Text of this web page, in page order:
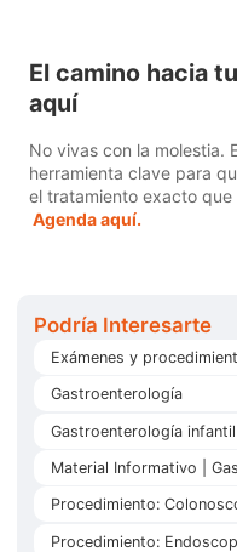
El camino hacia
aquí
No vivas con la molestia.
herramienta clave para
el tratamiento exacto
Agenda aquí.
Podría Interesarte
Exámenes y
Gastroenterología
Gastroenterología infantil
Material Informativo |
Procedimiento:
Procedimiento: